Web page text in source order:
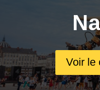
Voir le